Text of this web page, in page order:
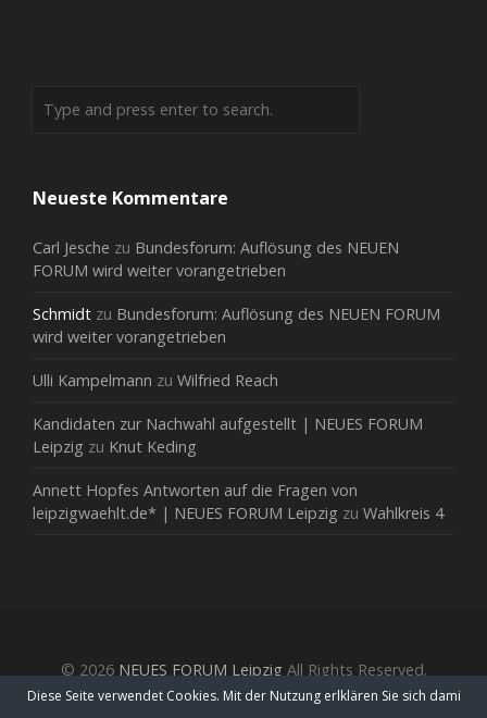
Neueste Kommentare
Carl Jesche zu Bundesforum: Auflösung des NEUEN
FORUM wird weiter vorangetrieben
Schmidt zu Bundesforum: Auflösung des NEUEN FORUM
wird weiter vorangetrieben
Ulli Kampelmann zu Wilfried Reach
Kandidaten zur Nachwahl aufgestellt | NEUES FORUM
Leipzig zu Knut Keding
Annett Hopfes Antworten auf die Fragen von
leipzigwaehlt.de* | NEUES FORUM Leipzig zu Wahlkreis 4
© 2026 NEUES FORUM Leipzig All Rights Reserved.
Diese Seite verwendet Cookies. Mit der Nutzung erlklären Sie sich dami